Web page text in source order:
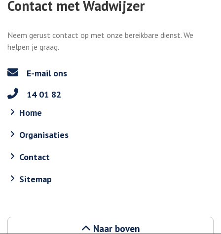
Contact met Wadwijzer
Neem gerust contact op met onze bereikbare dienst. We
helpen je graag.
E-mail ons
14 01 82
Home
Organisaties
Contact
Sitemap
Naar boven